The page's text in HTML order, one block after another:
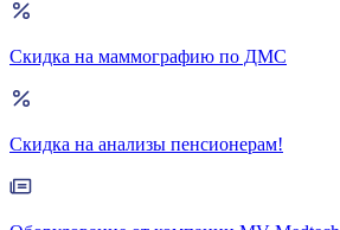
Скидка на маммографию по ДМС
Скидка на анализы пенсионерам!